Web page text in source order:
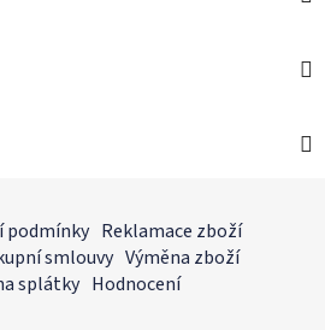
podmínky Reklamace zboží
smlouvy Výměna zboží
splátky Hodnocení